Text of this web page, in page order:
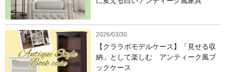
2026/03/30
【クララボモデルケース】「見せる収
納」として楽しむ アンティーク風ブ
ックケース